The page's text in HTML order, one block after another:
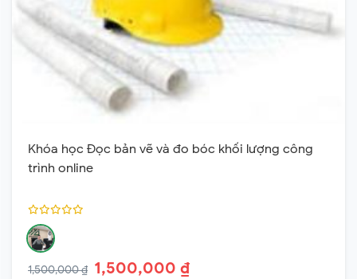
Khóa học Đọc bản vẽ và đo bóc khối lượng công
trình online
1,500,000 ₫ 1,500,000 ₫